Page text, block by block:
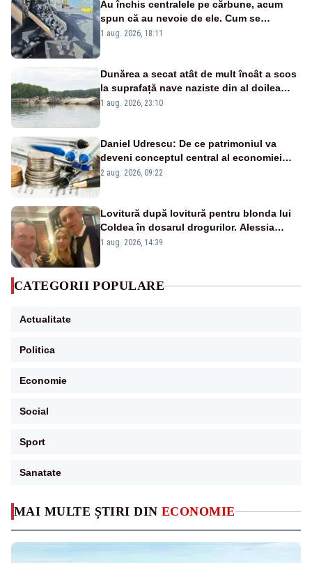
MAI MULTE ȘTIRI DIN ECONOMIE
Au închis centralele pe cărbune, acum
spun că au nevoie de ele. Cum se
pasează vina în plină criză energetică
1 aug. 2026, 18:11
Dunărea a secat atât de mult încât a scos
la suprafață nave naziste din al doilea
război mondial
1 aug. 2026, 23:10
Daniel Udrescu: De ce patrimoniul va
deveni conceptul central al economiei
viitoare?
2 aug. 2026, 09:22
Lovitură după lovitură pentru blonda lui
Coldea în dosarul drogurilor. Alessia
Păcuraru explică decizia magistraților
1 aug. 2026, 14:39
CATEGORII POPULARE
Actualitate
Politica
Economie
Social
Sport
Sanatate